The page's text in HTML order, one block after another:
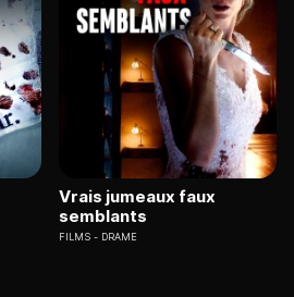
Vrais jumeaux faux
semblants
FILMS DRAME